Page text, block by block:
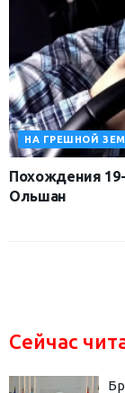
НА ГРЕШНОЙ
Похождения
Ольшан
Сейчас